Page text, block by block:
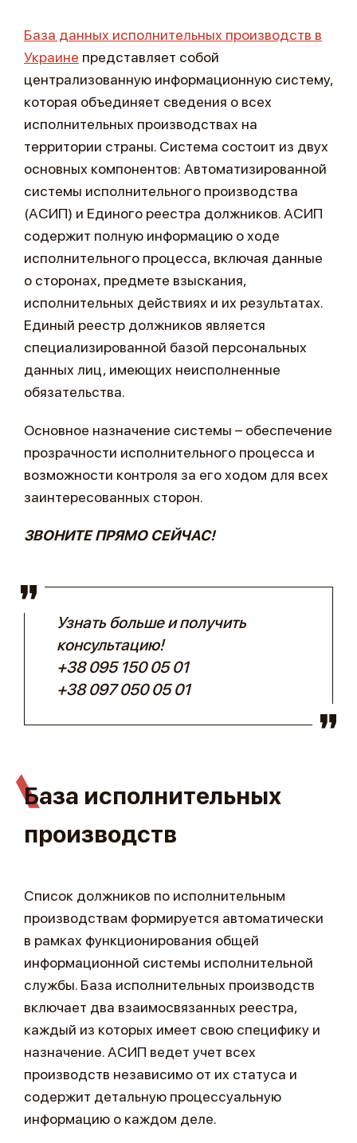
База данных исполнительных производств в
Украине представляет собой
централизованную информационную систему,
которая объединяет сведения о всех
исполнительных производствах на
территории страны. Система состоит из двух
основных компонентов: Автоматизированной
системы исполнительного производства
(АСИП) и Единого реестра должников. АСИП
содержит полную информацию о ходе
исполнительного процесса, включая данные
о сторонах, предмете взыскания,
исполнительных действиях и их результатах.
Единый реестр должников является
специализированной базой персональных
данных лиц, имеющих неисполненные
обязательства.
Основное назначение системы – обеспечение
прозрачности исполнительного процесса и
возможности контроля за его ходом для всех
заинтересованных сторон.
ЗВОНИТЕ ПРЯМО СЕЙЧАС!
Узнать больше и получить
консультацию!
+38 095 150 05 01
+38 097 050 05 01
База исполнительных
производств
Список должников по исполнительным
производствам формируется автоматически
в рамках функционирования общей
информационной системы исполнительной
службы. База исполнительных производств
включает два взаимосвязанных реестра,
каждый из которых имеет свою специфику и
назначение. АСИП ведет учет всех
производств независимо от их статуса и
содержит детальную процессуальную
информацию о каждом деле.